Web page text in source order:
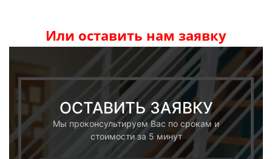
Или оставить нам заявку
ОСТАВИТЬ ЗАЯВКУ
Мы проконсультируем Вас по срокам и
стоимости за 5 минут